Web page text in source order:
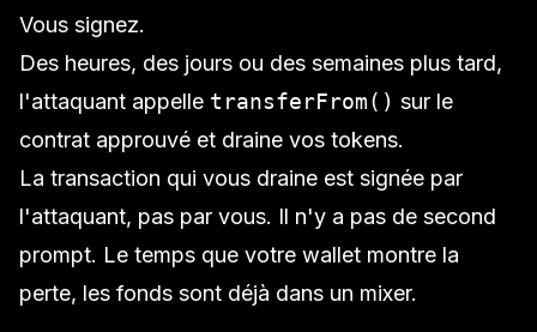
Vous signez.
Des heures, des jours ou des semaines plus tard,
l'attaquant appelle transferFrom() sur le
contrat approuvé et draine vos tokens.
La transaction qui vous draine est signée par
l'attaquant, pas par vous. Il n'y a pas de second
prompt. Le temps que votre wallet montre la
perte, les fonds sont déjà dans un mixer.